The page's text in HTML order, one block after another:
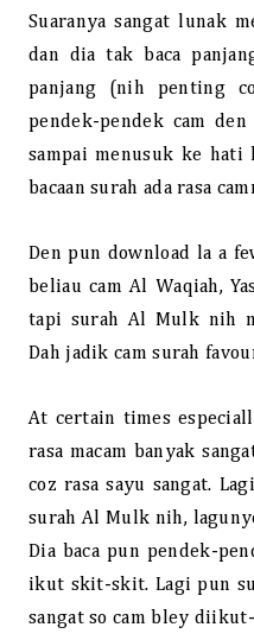
Suaranya sangat lunak
dan dia tak baca
panjang (nih penting
pendek-pendek cam
sampai menusuk ke
bacaan surah ada rasa
Den pun download la a
beliau cam Al Waqiah,
tapi surah Al Mulk nih
Dah jadik cam surah
At certain times
rasa macam banyak
coz rasa sayu sangat.
surah Al Mulk nih,
Dia baca pun pendek-
ikut skit-skit. Lagi pun
sangat so cam bley